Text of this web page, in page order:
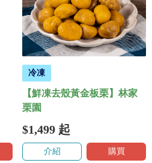
冷凍
【鮮凍去殼黃金板栗】林家
栗園
$1,499 起
介紹 購買